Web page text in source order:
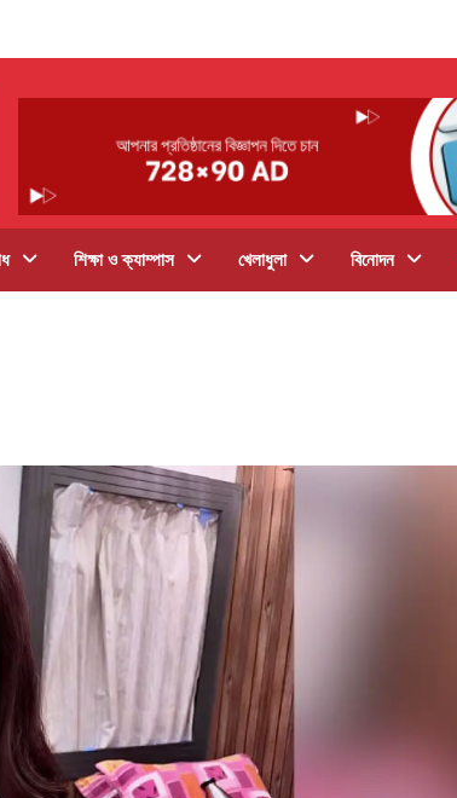
শিক্ষা ও ক্যাম্পাস খেলাধুলা বিনোদন